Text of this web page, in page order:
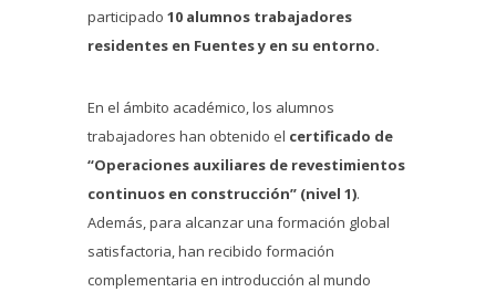
participado 10 alumnos trabajadores
residentes en Fuentes y en su entorno.
En el ámbito académico, los alumnos
trabajadores han obtenido el certificado de
“Operaciones auxiliares de revestimientos
continuos en construcción” (nivel 1).
Además, para alcanzar una formación global
satisfactoria, han recibido formación
complementaria en introducción al mundo